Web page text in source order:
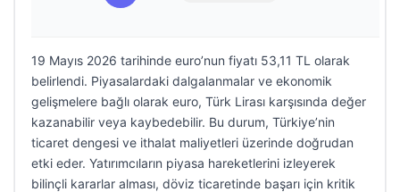
19 Mayıs 2026 tarihinde euro’nun fiyatı 53,11 TL olarak
belirlendi. Piyasalardaki dalgalanmalar ve ekonomik
gelişmelere bağlı olarak euro, Türk Lirası karşısında değer
kazanabilir veya kaybedebilir. Bu durum, Türkiye’nin
ticaret dengesi ve ithalat maliyetleri üzerinde doğrudan
etki eder. Yatırımcıların piyasa hareketlerini izleyerek
bilinçli kararlar alması, döviz ticaretinde başarı için kritik